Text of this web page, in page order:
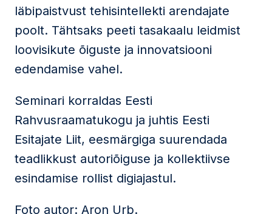
läbipaistvust tehisintellekti arendajate
poolt. Tähtsaks peeti tasakaalu leidmist
loovisikute õiguste ja innovatsiooni
edendamise vahel.
Seminari korraldas Eesti
Rahvusraamatukogu ja juhtis Eesti
Esitajate Liit, eesmärgiga suurendada
teadlikkust autoriõiguse ja kollektiivse
esindamise rollist digiajastul.
Foto autor: Aron Urb.